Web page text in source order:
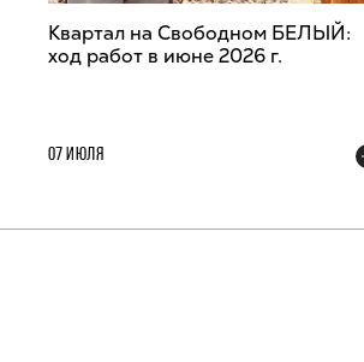
Квартал на Свободном БЕЛЫЙ:
ход работ в июне 2026 г.
07 ИЮЛЯ